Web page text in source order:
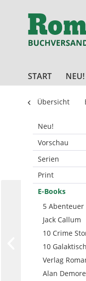
START NEU!
Übersicht
Neu!
Vorschau
Serien
Print
E-Books
5 Abenteuer
Jack Callum
10 Crime
10
Verlag
Alan Demore